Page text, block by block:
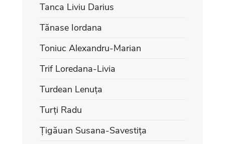
Tanca Liviu Darius
Tănase Iordana
Toniuc Alexandru-Marian
Trif Loredana-Livia
Turdean Lenuța
Turți Radu
Țigăuan Susana-Savestița